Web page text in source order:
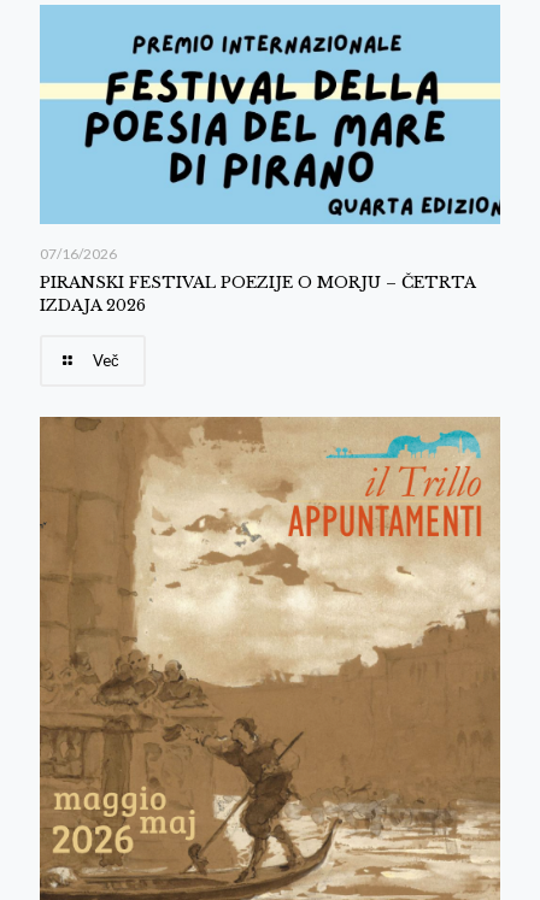
07/16/2026
PIRANSKI FESTIVAL POEZIJE O MORJU – ČETRTA
IZDAJA 2026
Več